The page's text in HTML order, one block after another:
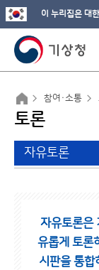
이 누리집은 대
참여·소통
토론
자유토론
자유토론은
유롭게 토론
시판을 통합